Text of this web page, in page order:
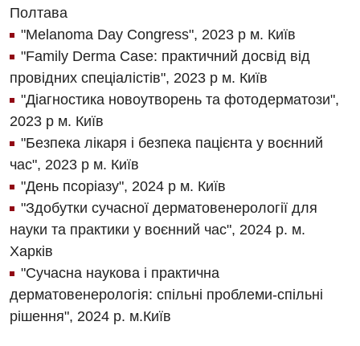
Судинна хірургія
Терапевтичне відділення
Терапія
Травматологічне відділення
Травматологія і ортопедія
Урологічне відділення
Урологія
Фізіотерапія
Хірургічне відділення
Для дітей
Полтава
"Melanoma Day Congress", 2023 р м. Київ
"Family Derma Case: практичний досвід від
провідних спеціалістів", 2023 р м. Київ
"Діагностика новоутворень та фотодерматози",
2023 р м. Київ
"Безпека лікаря і безпека пацієнта у воєнний
час", 2023 р м. Київ
"День псоріазу", 2024 р м. Київ
"Здобутки сучасної дерматовенерології для
науки та практики у воєнний час", 2024 р. м.
Харків
"Сучасна наукова і практична
дерматовенерологія: спільні проблеми-спільні
рішення", 2024 р. м.Київ